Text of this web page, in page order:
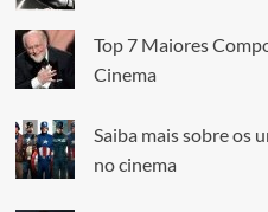
Top 7 Maiores
Cinema
Saiba mais sobre os
no cinema